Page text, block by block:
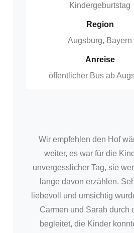
Kindergeburtstag
Region
Augsburg, Bayern
Anreise
öffentlicher Bus ab
Wir empfehlen den Hof
weiter, es war für die
unvergesslicher Tag, sie
lange davon erzählen.
liebevoll und umsichtig
Carmen und Sarah durch
begleitet, die Kinder